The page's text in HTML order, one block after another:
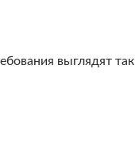
выглядят так